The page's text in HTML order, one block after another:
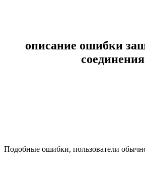
описание ошибки
соединения
Подобные ошибки, пользователи